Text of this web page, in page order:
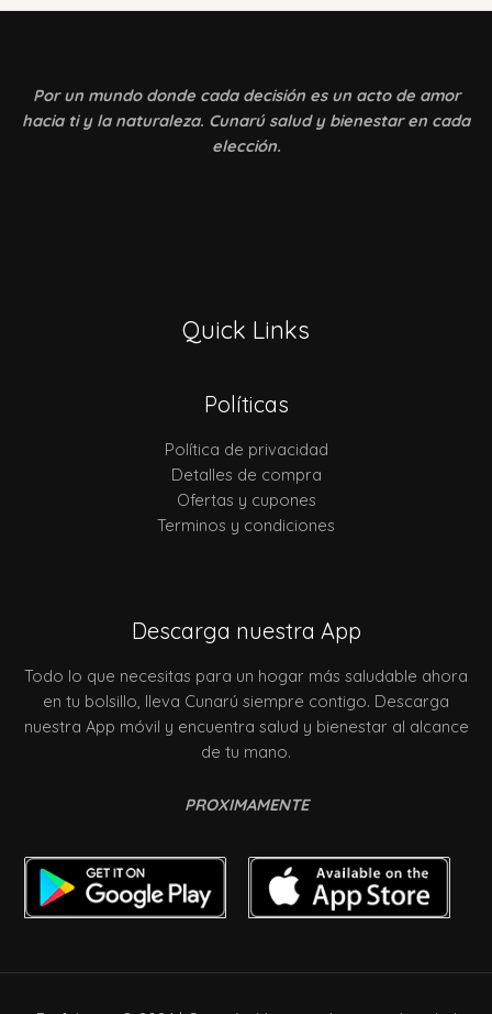
Por un mundo donde cada decisión es un acto de amor
hacia ti y la naturaleza. Cunarú salud y bienestar en cada
elección.
Quick Links
Políticas
Política de privacidad
Detalles de compra
Ofertas y cupones
Terminos y condiciones
Descarga nuestra App
Todo lo que necesitas para un hogar más saludable ahora
en tu bolsillo, lleva Cunarú siempre contigo. Descarga
nuestra App móvil y encuentra salud y bienestar al alcance
de tu mano.
PROXIMAMENTE